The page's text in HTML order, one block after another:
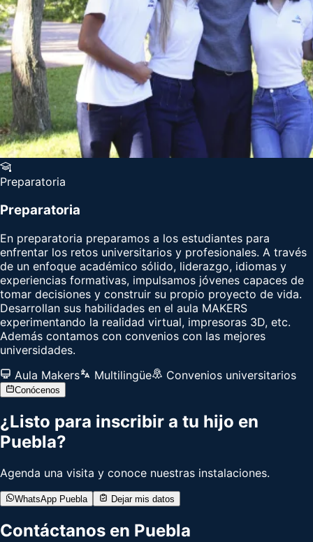
Preparatoria
Preparatoria
En preparatoria preparamos a los estudiantes para
enfrentar los retos universitarios y profesionales. A través
de un enfoque académico sólido, liderazgo, idiomas y
experiencias formativas, impulsamos jóvenes capaces de
tomar decisiones y construir su propio proyecto de vida.
Desarrollan sus habilidades en el aula MAKERS
experimentando la realidad virtual, impresoras 3D, etc.
Además contamos con convenios con las mejores
universidades.
Aula Makers
Multilingüe Convenios universitarios
Conócenos
¿Listo para inscribir a tu hijo en
Puebla?
Agenda una visita y conoce nuestras instalaciones.
WhatsApp Puebla Dejar mis datos
Contáctanos en Puebla